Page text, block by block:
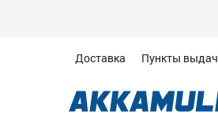
Доставка Пункты